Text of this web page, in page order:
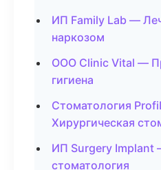
ИП Family Lab —
наркозом
ООО Clinic Vital —
гигиена
Стоматология
Хирургическая
ИП Surgery Implant
стоматология